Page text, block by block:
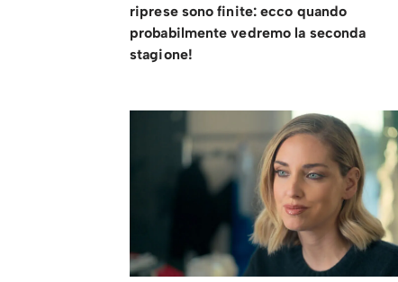
riprese sono finite: ecco quando
probabilmente vedremo la seconda
stagione!